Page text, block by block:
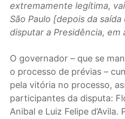
extremamente legítima,
São Paulo [depois da
disputar a Presidência, em
O governador – que se
o processo de prévias –
pela vitória no processo,
participantes da disputa:
Anibal e Luiz Felipe